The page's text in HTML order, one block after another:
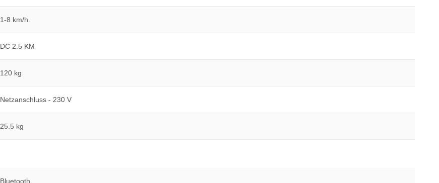
1-8 km/h.
DC 2.5 KM
120 kg
Netzanschluss - 230 V
25.5 kg
Bluetooth